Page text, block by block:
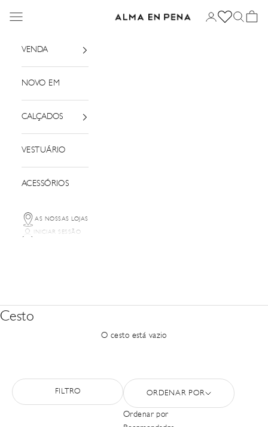
Alma em Pena
Menu Iniciar sessão
Pesquisar
Cesto
VENDA
NOVO EM
CALÇADOS
VESTUÁRIO
ACESSÓRIOS
AS NOSSAS LOJAS
INICIAR SESSÃO
Cesto
O cesto está vazio
FILTRO ORDENAR POR
Ordenar por